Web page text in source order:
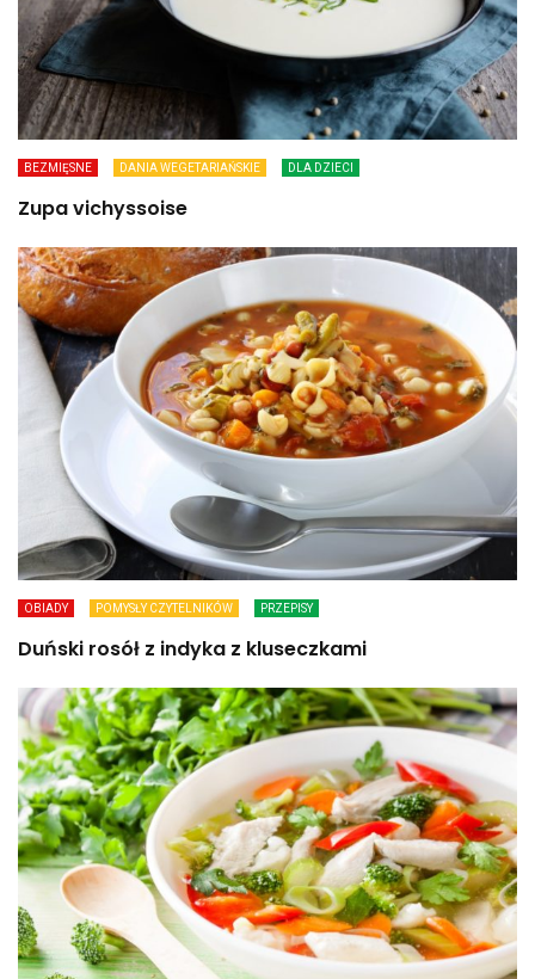
BEZMIĘSNE DANIA WEGETARIAŃSKIE DLA DZIECI
Zupa vichyssoise
OBIADY POMYSŁY CZYTELNIKÓW PRZEPISY
Duński rosół z indyka z kluseczkami